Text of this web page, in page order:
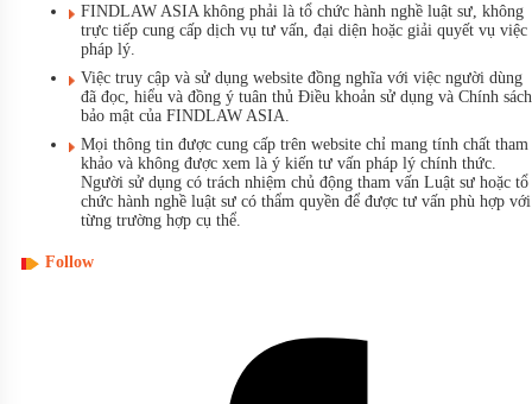
FINDLAW ASIA không phải là tổ chức hành nghề luật sư, không
trực tiếp cung cấp dịch vụ tư vấn, đại diện hoặc giải quyết vụ việc
pháp lý.
Việc truy cập và sử dụng website đồng nghĩa với việc người dùng
đã đọc, hiểu và đồng ý tuân thủ Điều khoản sử dụng và Chính sách
bảo mật của FINDLAW ASIA.
Mọi thông tin được cung cấp trên website chỉ mang tính chất tham
khảo và không được xem là ý kiến tư vấn pháp lý chính thức.
Người sử dụng có trách nhiệm chủ động tham vấn Luật sư hoặc tổ
chức hành nghề luật sư có thẩm quyền để được tư vấn phù hợp với
từng trường hợp cụ thể.
Follow